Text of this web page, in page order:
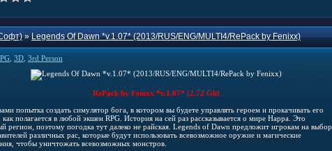
»Legends Of Dawn *v.1.07* (2013/RUS/ENG/MULTI4/RePack by Fenixx)
3D 3rd Person
RePack by Fenixx *v.1.07* (2.72 Gb)
попытка создать симулятор бога, в котором вы будете управлять героем и прокачивать его
как полагается в любой экшен RPG. История на сей раз рассказывается о мире Нарра. Это
регион, поэтому погодка тут далеко не райская. Legends of Dawn предложит игрокам на выбор
различных рас, которые будут использовать всевозможное оружие и магические
чтобы уничтожать всевозможных монстров.